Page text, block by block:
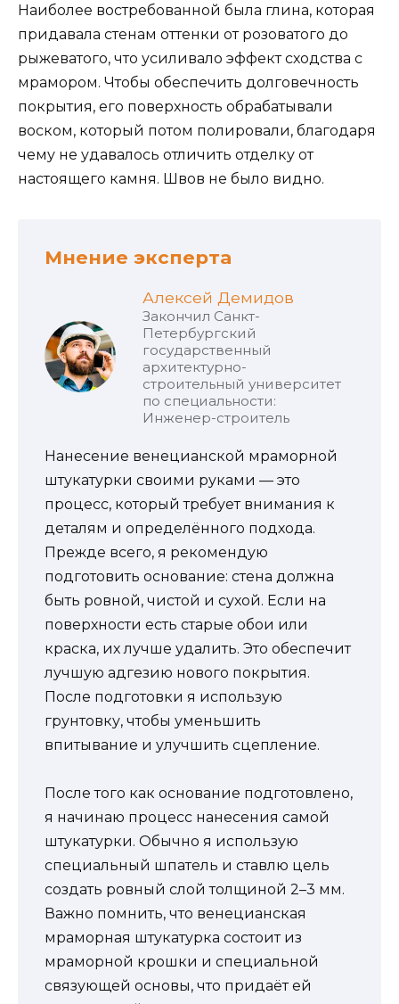
Наиболее востребованной была глина, которая
придавала стенам оттенки от розоватого до
рыжеватого, что усиливало эффект сходства с
мрамором. Чтобы обеспечить долговечность
покрытия, его поверхность обрабатывали
воском, который потом полировали, благодаря
чему не удавалось отличить отделку от
настоящего камня. Швов не было видно.
Мнение эксперта
Алексей Демидов
Закончил Санкт-
Петербургский
государственный
архитектурно-
строительный университет
по специальности:
Инженер-строитель
Нанесение венецианской мраморной
штукатурки своими руками — это
процесс, который требует внимания к
деталям и определённого подхода.
Прежде всего, я рекомендую
подготовить основание: стена должна
быть ровной, чистой и сухой. Если на
поверхности есть старые обои или
краска, их лучше удалить. Это обеспечит
лучшую адгезию нового покрытия.
После подготовки я использую
грунтовку, чтобы уменьшить
впитывание и улучшить сцепление.
После того как основание подготовлено,
я начинаю процесс нанесения самой
штукатурки. Обычно я использую
специальный шпатель и ставлю цель
создать ровный слой толщиной 2–3 мм.
Важно помнить, что венецианская
мраморная штукатурка состоит из
мраморной крошки и специальной
связующей основы, что придаёт ей